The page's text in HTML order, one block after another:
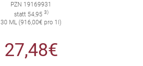
PZN 19169931
statt 54,95 3)
30 ML (916,00€ pro 1l)
27,48€